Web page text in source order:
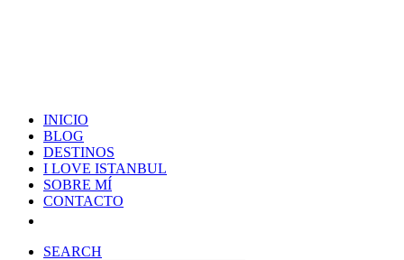
INICIO
BLOG
DESTINOS
I LOVE ISTANBUL
SOBRE MÍ
CONTACTO
SEARCH